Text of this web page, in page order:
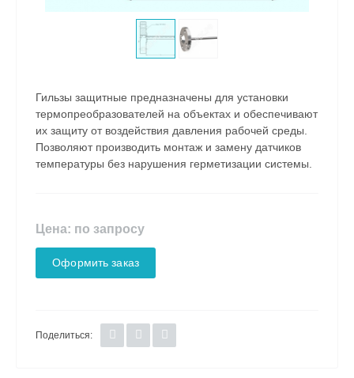
Гильзы защитные предназначены для установки
термопреобразователей на объектах и обеспечивают
их защиту от воздействия давления рабочей среды.
Позволяют производить монтаж и замену датчиков
температуры без нарушения герметизации системы.
Цена: по запросу
Оформить заказ
Поделиться: